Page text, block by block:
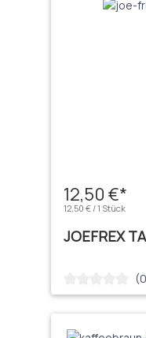
12,50 €*
12,50 € / 1 Stück
JOEFREX